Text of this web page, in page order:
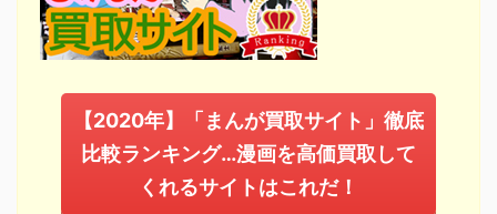
【2020年】「まんが買取サイト」徹底
比較ランキング…漫画を高価買取して
くれるサイトはこれだ！